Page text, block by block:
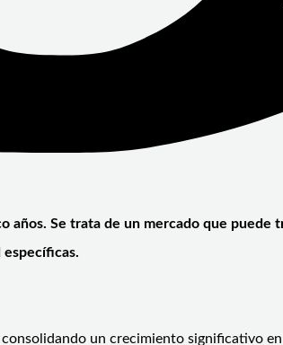
años. Se trata de un mercado que
un crecimiento significativo